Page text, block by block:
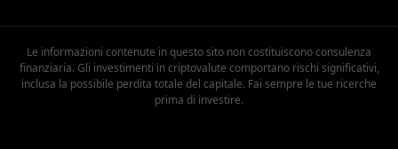
Le informazioni contenute in questo sito non costituiscono consulenza
finanziaria. Gli investimenti in criptovalute comportano rischi significativi,
inclusa la possibile perdita totale del capitale. Fai sempre le tue ricerche
prima di investire.